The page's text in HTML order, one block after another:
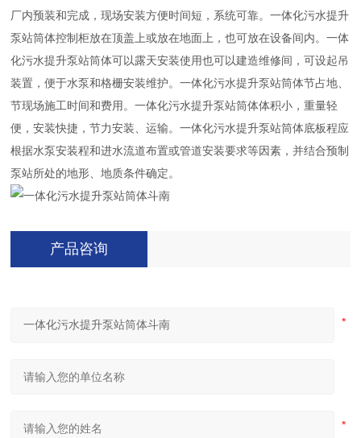
厂内预装和完成，现场安装方便时间短，系统可靠。一体化污水提升
泵站筒体控制柜放在顶盖上或放在地面上，也可放在设备间内。一体
化污水提升泵站筒体可以露天安装使用也可以建造维修间，可设起吊
装置，便于水泵和格栅安装维护。一体化污水提升泵站筒体节占地、
节现场施工时间和费用。一体化污水提升泵站筒体体积小，重量轻
便，安装快捷，节力安装、运输。一体化污水提升泵站筒体底板程应
根据水泵安装程和进水流道布置或管道安装要求等因素，并结合预制
泵站所处的地形、地质条件确定。
产品咨询